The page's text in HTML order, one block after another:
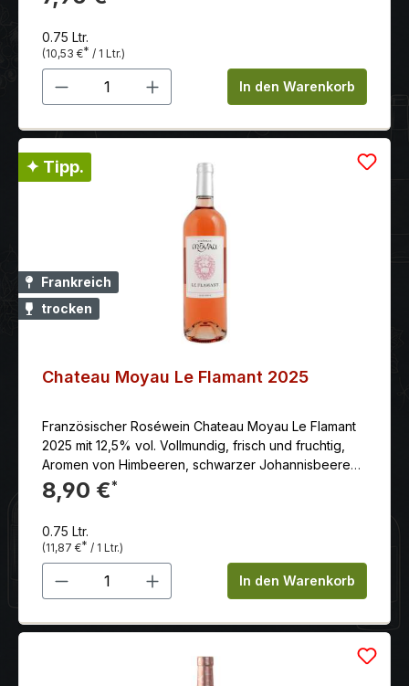
0.75 Ltr.
(10,53 €* / 1 Ltr.)
Produkt Anzahl: Gib denIn den Warenkorb
✦ Tipp.
Frankreich
trocken
Chateau Moyau Le Flamant 2025
Französischer Roséwein Chateau Moyau Le Flamant
2025 mit 12,5% vol. Vollmundig, frisch und fruchtig,
Aromen von Himbeeren, schwarzer Johannisbeere
und Honigmelone, sehr rund und leicht zu trinken
8,90 €*
0.75 Ltr.
(11,87 €* / 1 Ltr.)
Produkt Anzahl: Gib denIn den Warenkorb